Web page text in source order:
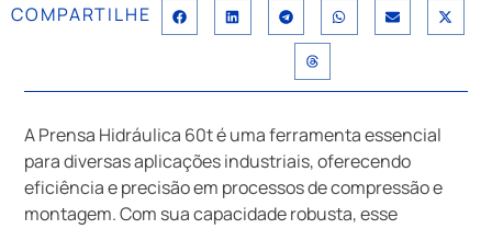
COMPARTILHE
A Prensa Hidráulica 60t é uma ferramenta essencial
para diversas aplicações industriais, oferecendo
eficiência e precisão em processos de compressão e
montagem. Com sua capacidade robusta, esse